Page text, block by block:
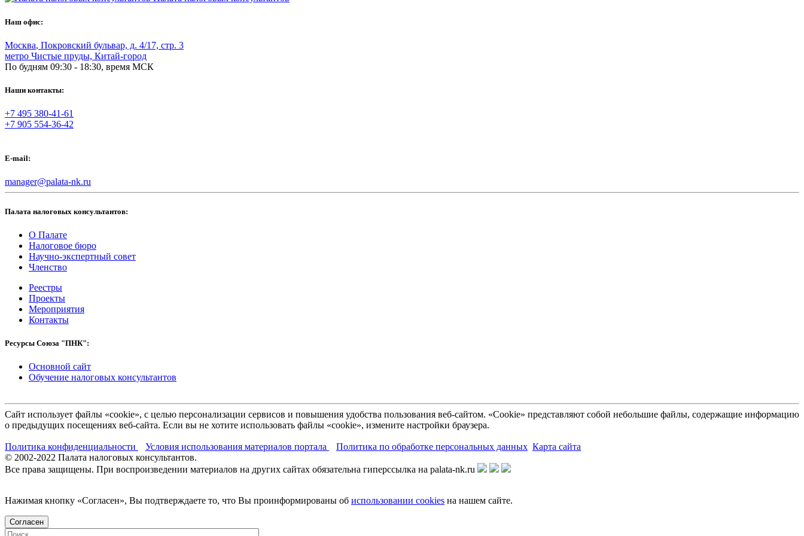
Наш офис:
Москва, Покровский бульвар, д. 4/17, стр. 3
метро Чистые пруды, Китай-город
По будням 09:30 - 18:30, время МСК
Наши контакты:
+7 495 380-41-61
+7 905 554-36-42
E-mail:
manager@palata-nk.ru
Палата налоговых консультантов:
О Палате
Налоговое бюро
Научно-экспертный совет
Членство
Реестры
Проекты
Мероприятия
Контакты
Ресурсы Союза "ПНК":
Основной сайт
Обучение налоговых консультантов
Сайт использует файлы «cookie», с целью персонализации сервисов и повышения удобства пользования веб-сайтом. «Cookie» представляют собой небольшие файлы, содержащие информацию
о предыдущих посещениях веб-сайта. Если вы не хотите использовать файлы «cookie», измените настройки браузера.
Политика конфиденциальности Условия использования материалов портала Политика по обработке персональных данных Карта сайта
© 2002-2022 Палата налоговых консультантов.
Все права защищены. При воспроизведении материалов на других сайтах обязательна гиперссылка на palata-nk.ru
Нажимая кнопку «Согласен», Вы подтверждаете то, что Вы проинформированы об использовании cookies на нашем сайте.
Согласен